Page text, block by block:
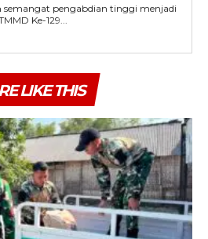
semangat pengabdian tinggi menjadi
Ke-129...
LIKE THIS